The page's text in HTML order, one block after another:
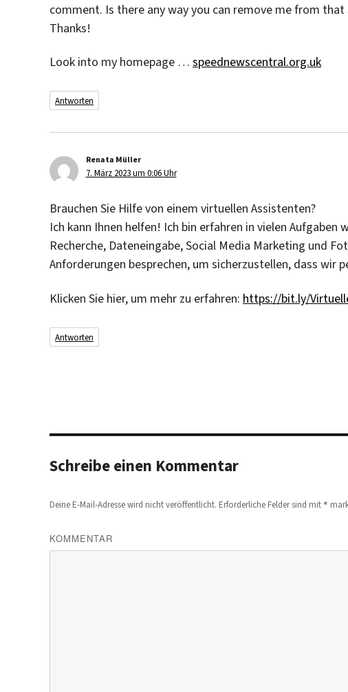
comment. Is there any way you can remove me from that
Thanks!
Look into my homepage … speednewscentral.org.uk
Antworten
Renata Müllersagt:
7. März 2023 um 0:06 Uhr
Brauchen Sie Hilfe von einem virtuellen Assistenten?
Ich kann Ihnen helfen! Ich bin erfahren in vielen
Recherche, Dateneingabe, Social Media Marketing und
Anforderungen besprechen, um sicherzustellen, dass wir
Klicken Sie hier, um mehr zu erfahren: https://bit.ly/
Antworten
Schreibe einen Kommentar
Deine E-Mail-Adresse wird nicht veröffentlicht. Erforderliche Felder sind mit *
KOMMENTAR